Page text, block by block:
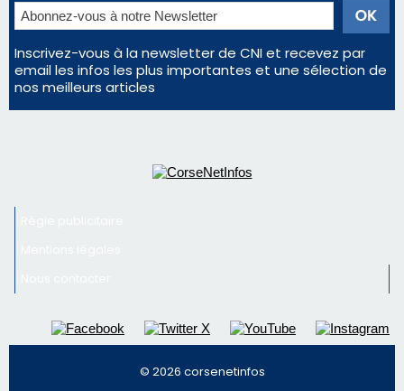
En Corse, un début de saison marqué par une
consommation en recul dans les restaurants
La gendarmerie alerte les restaurateurs corses
face à une nouvelle escroquerie au faux vendeur de